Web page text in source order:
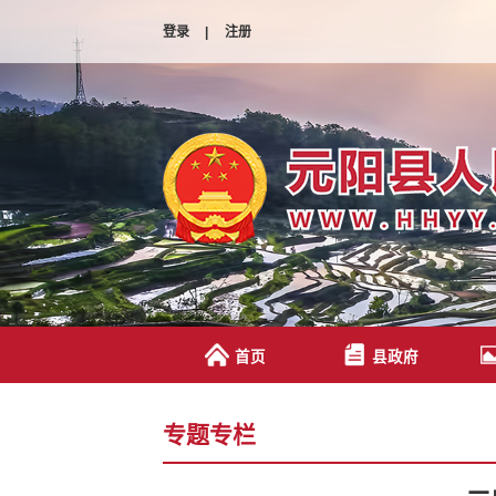
登录 | 注册
首页 县政府
专题专栏